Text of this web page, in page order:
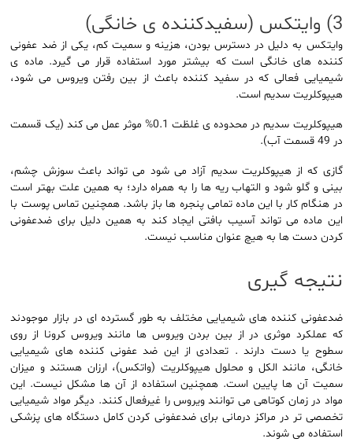
3) وایتکس (سفیدکننده ی خانگی)
وایتکس به دلیل در دسترس بودن، هزینه و سمیت کم، یکی از ضد عفونی
کننده های خانگی است که بیشتر مورد استفاده قرار می گیرد. ماده ی
شیمیایی فعالی که در سفید کننده باعث از بین رفتن ویروس می شود،
هیپوکلریت سدیم است.
هیپوکلریت سدیم در محدوده ی غلظت 0.1% موثر عمل می کند (یک قسمت
در 49 قسمت آب).
گازی که از هیپوکلریت سدیم آزاد می شود می تواند باعث سوزش چشم،
بینی و گلو شود و التهاب ریه ها را به همراه دارد؛ به همین علت بهتر است
در هنگام کار با این ماده تمامی پنجره ها باز باشد. همچنین تماس پوست با
این ماده می تواند آسیب بافتی ایجاد کند به همین دلیل برای ضدعفونی
کردن دست ها به هیچ عنوان مناسب نیست.
نتیجه گیری
ضدعفونی کننده های شیمیایی مختلف به طور گسترده ای در بازار موجودند
که عملکرد موثری در از بین بردن ویروس ها مانند ویروس کرونا از روی
سطوح یا دست دارند . تعدادی از این ضد عفونی کننده های شیمیایی
خانگی، مانند الکل و محلول هیپوکلریت (واتکس)، ارزان هستند و میزان
سمیت آن ها پایین است. همچنین استفاده از آن ها مشکل نیست. این
مواد در زمان کوتاهی می توانند ویروس را غیرفعال کنند. دیگر مواد شیمیایی
تخصصی تر در مراکز درمانی برای ضدعفونی کردن کامل دستگاه های پزشکی
استفاده می شوند.